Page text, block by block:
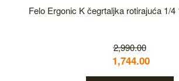
Felo Ergonic K čegrtaljka rotirajuća 1/4
2,990.00
1,744.00